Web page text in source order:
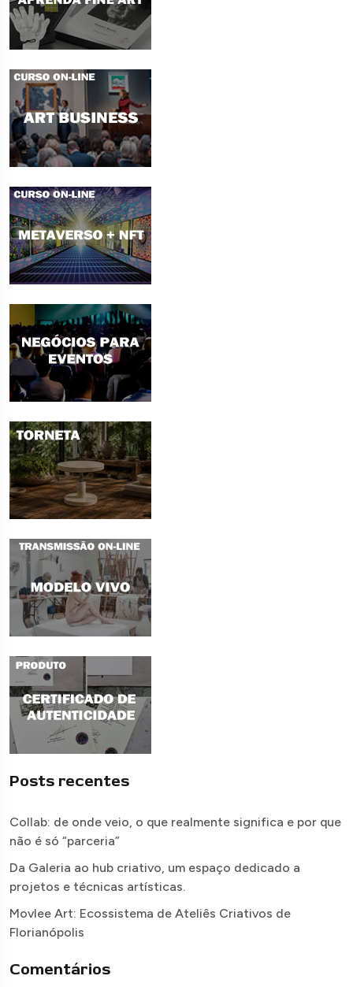
Posts recentes
Collab: de onde veio, o que realmente significa e por que
não é só “parceria”
Da Galeria ao hub criativo, um espaço dedicado a
projetos e técnicas artísticas.
Movlee Art: Ecossistema de Ateliês Criativos de
Florianópolis
Comentários